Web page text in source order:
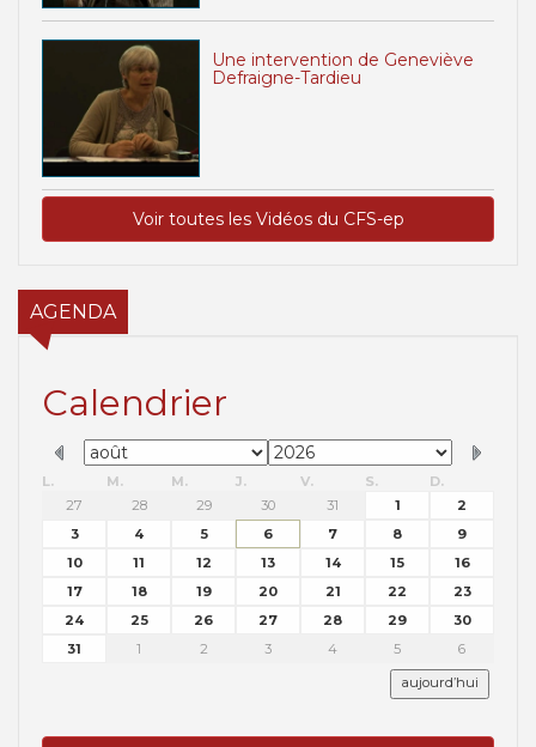
Une intervention de Geneviève
Defraigne-Tardieu
Voir toutes les Vidéos du CFS-ep
AGENDA
Calendrier
L. M. M. J. V. S.
D.
27
28 29 30 31 1
2
3
4 5 6 7 8
9
10
11 12 13 14 15
16
17
18 19 20 21 22
23
24
25 26 27 28 29
30
31
1 2 3 4 5 6
aujourd’hui